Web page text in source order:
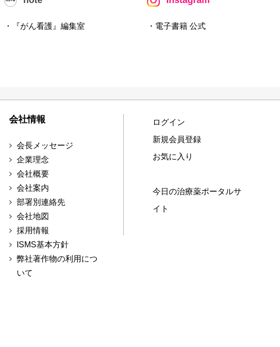
・『がん看護』編集室 ・電子書籍 公式
会社情報
会長メッセージ
企業理念
会社概要
会社案内
部署別連絡先
会社地図
採用情報
ISMS基本方針
弊社著作物の利用につ
いて
ログイン
新規会員登録
お気に入り
今日の治療薬ポータルサ
イト